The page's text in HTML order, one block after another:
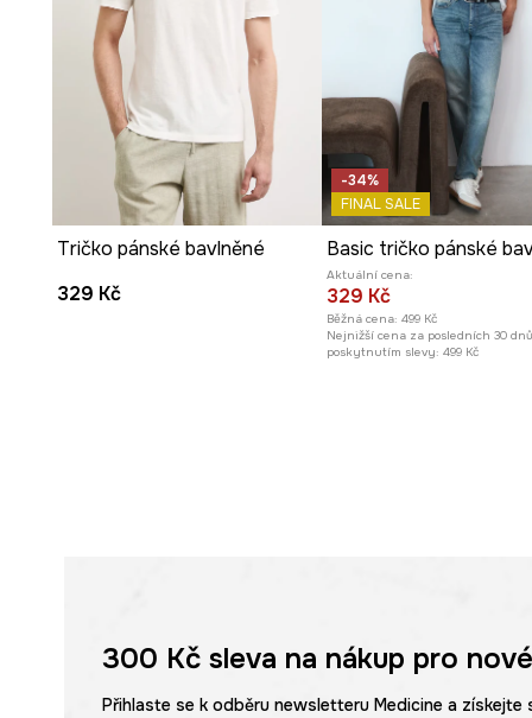
Ozdobná výšivka na hrudi
ve tvaru loďky dodává
námořnický akcent.
Ležérní styl trička z něj dělá skvělý základ pro mnoho
Tričko pánské bavlněné
329 Kč
-34%
FINAL SALE
Aktuální cena:
329 Kč
Běžná cena: 499 Kč
Nejnižší cena za posledních 30
poskytnutím slevy: 499 Kč
300 Kčsleva na nákup pro
Přihlaste se k odběru newsletteru Medicine a získejte